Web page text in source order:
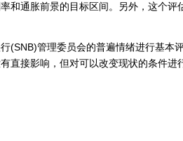
和通胀前景的目标区间。另外，这个
(SNB)管理委员会的普遍情绪进行基
直接影响，但对可以改变现状的条件进